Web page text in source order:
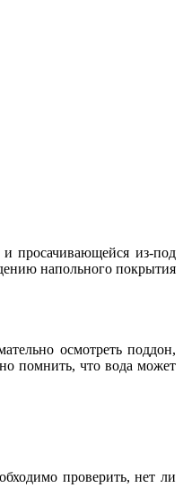
просачивающейся из-под
напольного покрытия
осмотреть поддон,
помнить, что вода может
проверить, нет ли